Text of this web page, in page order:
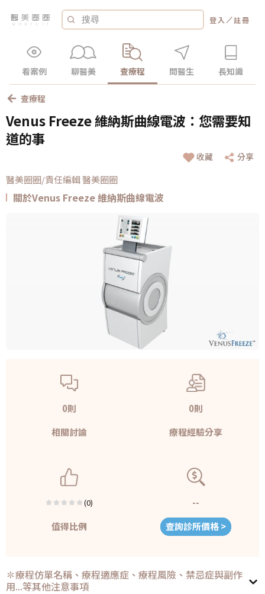
登入 ／註冊
看案例 聊醫美 查療程 問醫生 長知識
查療程
Venus Freeze 維納斯曲線電波：您需要知
道的事
收藏 分享
醫美圈圈/責任編輯 醫美圈圈
關於Venus Freeze 維納斯曲線電波
0則
相關討論
0則
療程經驗分享
(0)
值得比例
--
查詢診所價格 >
✽療程仿單名稱、療程適應症、療程風險、禁忌症與副作
用...等其他注意事項